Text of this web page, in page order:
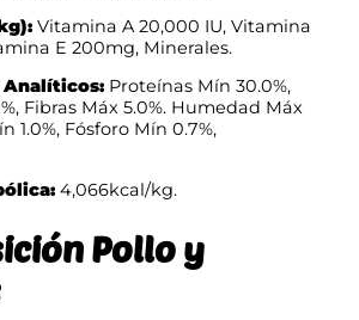
Vitamina A 20,000 IU, Vitamina
E 200mg, Minerales.
Analíticos: Proteínas Mín 30.0%,
Fibras Máx 5.0%. Humedad Máx
1.0%, Fósforo Mín 0.7%,
4,066kcal/kg.
Pollo y